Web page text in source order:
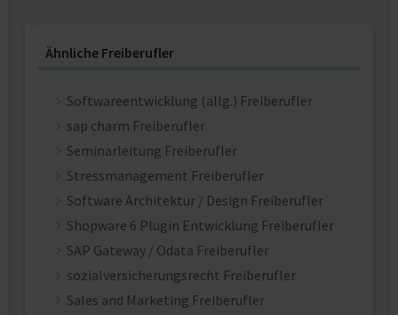
Ähnliche Freiberufler
Softwareentwicklung (allg.) Freiberufler
sap charm Freiberufler
Seminarleitung Freiberufler
Stressmanagement Freiberufler
Software Architektur / Design Freiberufler
Shopware 6 Plugin Entwicklung Freiberufler
SAP Gateway / Odata Freiberufler
sozialversicherungsrecht Freiberufler
Sales and Marketing Freiberufler